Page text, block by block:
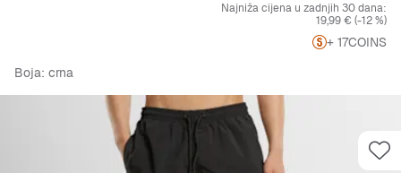
Najniža cijena u zadnjih 30 dana:
19,99 € (-12 %)
+ 17COINS
Boja: crna